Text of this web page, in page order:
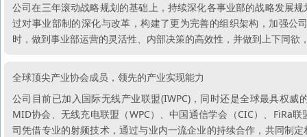
公司在三年滚动战略规划的基础上，持续深化各事业部的战略发展
过对事业部制的深化与改革，构建了更为完善的组织架构，加强
时，做到事业部运营的灵活性、内部决策的高效性，并做到上下同欲
全球顶尖产业协会成员，领先的产业实现能力
公司目前已加入国际无线产业联盟(IWPC)，同时还是全球最具权
MID协会、无线充电联盟（WPC）、中国通信学会（CIC）、FiRa
司凭借专业的射频技术，通过与业内一流企业的持续合作，共同制